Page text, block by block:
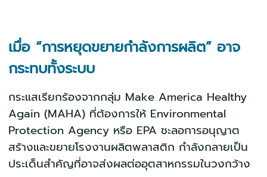
เมื่อ “การหยุดขยายกำลังการผลิต” อาจ
กระทบทั้งระบบ
กระแสเรียกร้องจากกลุ่ม Make America Healthy
Again (MAHA) ที่ต้องการให้ Environmental
Protection Agency หรือ EPA ชะลอการอนุญาต
สร้างและขยายโรงงานผลิตพลาสติก กำลังกลายเป็น
ประเด็นสำคัญที่อาจส่งผลต่ออุตสาหกรรมในวงกว้าง